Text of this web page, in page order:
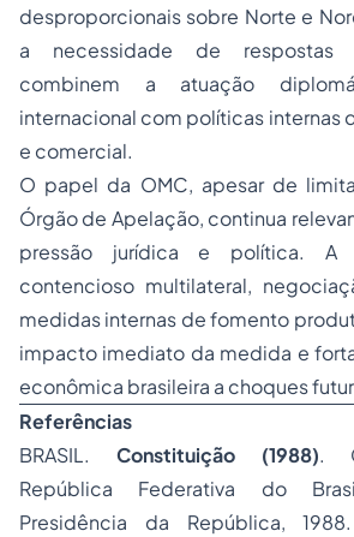
desproporcionais sobre Norte e
a necessidade de respostas
combinem a atuação
internacional com políticas internas
e comercial.
O papel da OMC, apesar de
Órgão de Apelação, continua
pressão jurídica e política. A
contencioso multilateral,
medidas internas de fomento
impacto imediato da medida e
econômica brasileira a choques
Referências
BRASIL. Constituição (1988).
República Federativa do
Presidência da República,